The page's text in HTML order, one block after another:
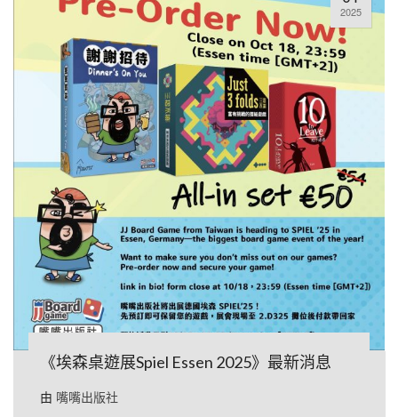
2025
《埃森桌遊展Spiel Essen 2025》最新消息
由 嘴嘴出版社